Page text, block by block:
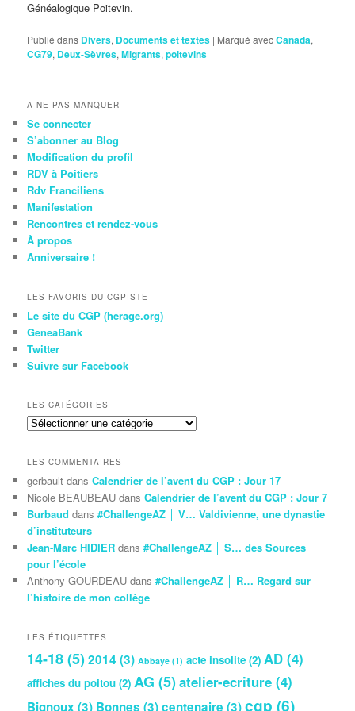
Généalogique Poitevin.
Publié dans Divers, Documents et textes | Marqué avecCanada,
CG79, Deux-Sèvres,Migrants,poitevins
A NE PAS MANQUER
Se connecter
S’abonner au Blog
Modification du profil
RDV à Poitiers
Rdv Franciliens
Manifestation
Rencontres et rendez-vous
À propos
Anniversaire !
LES FAVORIS DU CGPISTE
Le site du CGP (herage.org)
GeneaBank
Twitter
Suivre sur Facebook
LES CATÉGORIES
Les
LES COMMENTAIRES
gerbault dansCalendrier de l’avent du CGP : Jour 17
Nicole BEAUBEAU dansCalendrier de l’avent du CGP : Jour 7
Burbaud dans#ChallengeAZ │ V… Valdivienne, une dynastie
d’instituteurs
Jean-Marc HIDIER dans#ChallengeAZ │ S… des Sources
pour l’école
Anthony GOURDEAU dans#ChallengeAZ │ R… Regard sur
l’histoire de mon collège
LES ÉTIQUETTES
14-18(5)2014 (3) Abbaye (1) acte insolite (2) AD (4)
affiches du poitou (2) AG (5)atelier-ecriture (4)
Bignoux (3) Bonnes (3)centenaire (3)cgp (6)